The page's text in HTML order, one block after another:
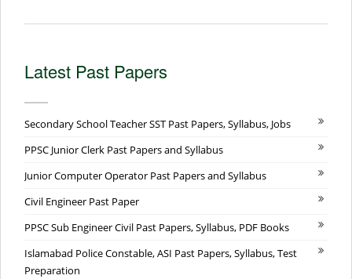
Latest Past Papers
Secondary School Teacher SST Past Papers, Syllabus, Jobs
PPSC Junior Clerk Past Papers and Syllabus
Junior Computer Operator Past Papers and Syllabus
Civil Engineer Past Paper
PPSC Sub Engineer Civil Past Papers, Syllabus, PDF Books
Islamabad Police Constable, ASI Past Papers, Syllabus, Test
Preparation